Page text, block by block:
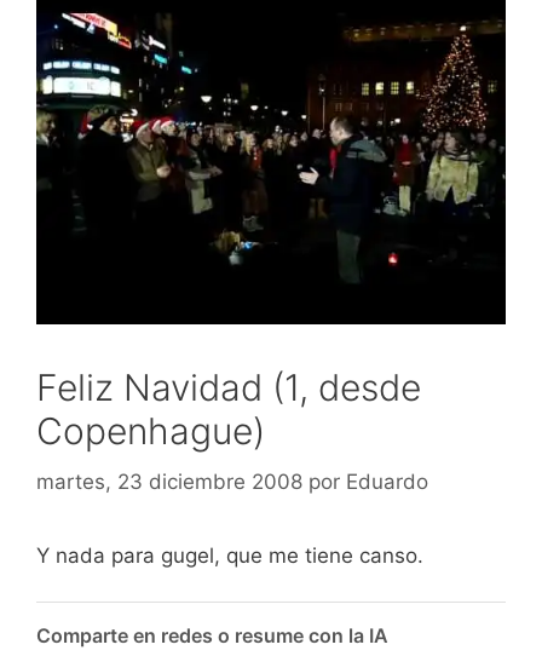
Feliz Navidad (1, desde
Copenhague)
martes, 23 diciembre 2008 por Eduardo
Y nada para gugel, que me tiene canso.
Comparte en redes o resume con la IA